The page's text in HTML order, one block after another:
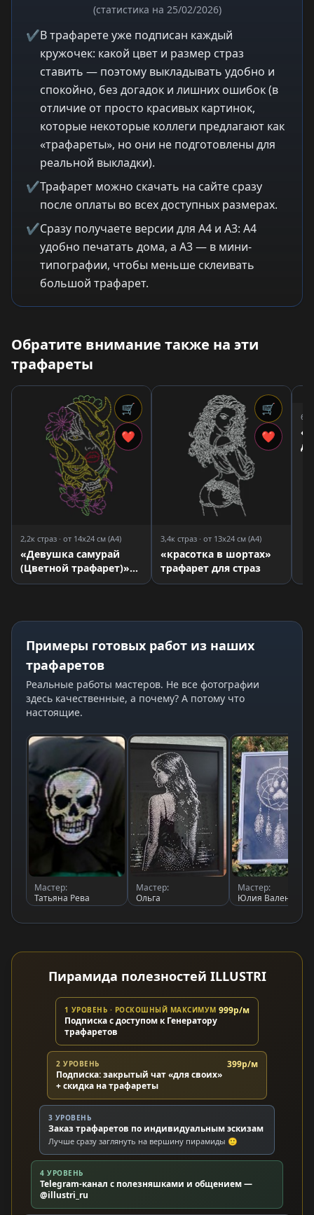
(статистика на 25/02/2026)
✔В трафарете уже подписан каждый
кружочек: какой цвет и размер страз
ставить — поэтому выкладывать удобно и
спокойно, без догадок и лишних ошибок (в
отличие от просто красивых картинок,
которые некоторые коллеги предлагают как
«трафареты», но они не подготовлены для
реальной выкладки).
✔Трафарет можно скачать на сайте сразу
после оплаты во всех доступных размерах.
✔Сразу получаете версии для A4 и A3: A4
удобно печатать дома, а A3 — в мини-
типографии, чтобы меньше склеивать
большой трафарет.
Обратите внимание также на эти
трафареты
🛒
❤
2,2к страз · от 14x24 см (A4)
«Девушка самурай
(Цветной трафарет)»
трафарет для страз
🛒
❤
3,4к страз · от 13x24 см (A4)
«красотка в шортах»
трафарет для страз
Примеры готовых работ из наших
трафаретов
Реальные работы мастеров. Не все фотографии
здесь качественные, а почему? А потому что
настоящие.
Мастер:
Татьяна Рева
Мастер:
Ольга
Мастер:
Юлия
Пирамида полезностей ILLUSTRI
1 УРОВЕНЬ · РОСКОШНЫЙ МАКСИМУМ
Подписка с доступом к Генератору
трафаретов
999р/м
2 УРОВЕНЬ
Подписка: закрытый чат «для своих»
+ скидка на трафареты
399р/м
3 УРОВЕНЬ
Заказ трафаретов по индивидуальным эскизам
Лучше сразу заглянуть на вершину пирамиды 🙂
4 УРОВЕНЬ
Telegram-канал с полезняшками и общением —
@illustri_ru